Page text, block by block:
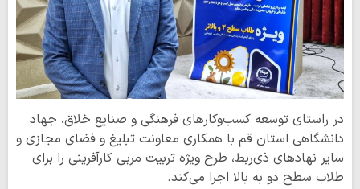
در راستای توسعه کسب‌وکارهای فرهنگی و صنایع خلاق، جهاد
دانشگاهی استان قم با همکاری معاونت تبلیغ و فضای مجازی و
سایر نهادهای ذی‌ربط، طرح ویژه تربیت مربی کارآفرینی را برای
طلاب سطح دو به بالا اجرا می‌کند.